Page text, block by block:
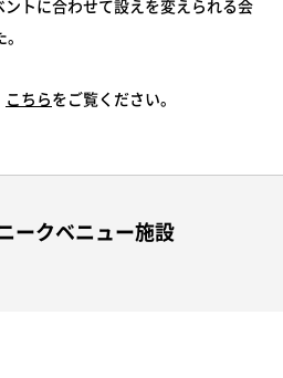
トに合わせて設えを変えられる会
こちら をご覧ください。
ークベニュー施設